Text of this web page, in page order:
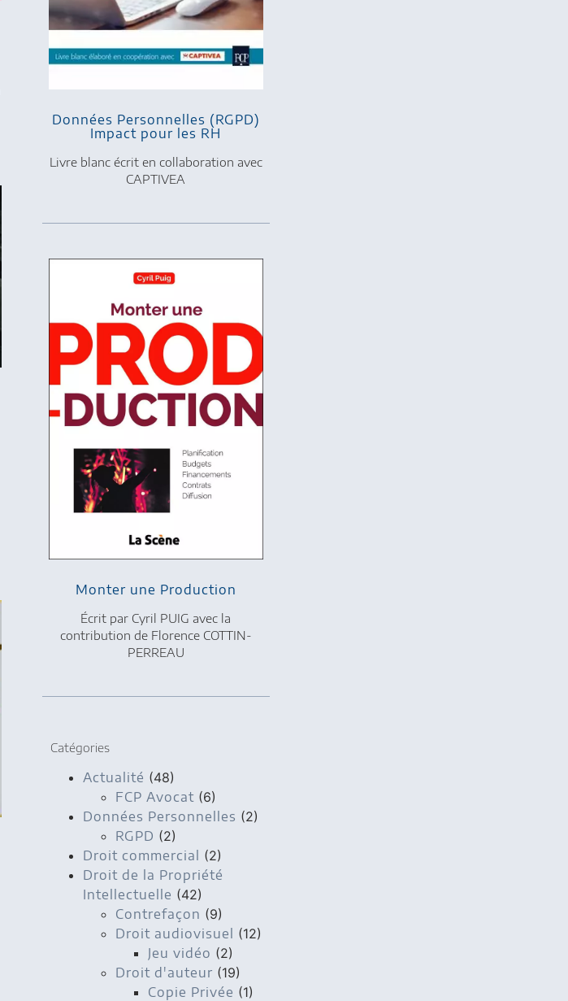
Données Personnelles (RGPD)
Impact pour les RH
Livre blanc écrit en collaboration avec
CAPTIVEA
Monter une Production
Écrit par Cyril PUIG avec la
contribution de Florence COTTIN-
PERREAU
Catégories
Actualité (48)
FCP Avocat (6)
Données Personnelles (2)
RGPD (2)
Droit commercial (2)
Droit de la Propriété
Intellectuelle (42)
Contrefaçon (9)
Droit audiovisuel (12)
Jeu vidéo (2)
Droit d'auteur (19)
Copie Privée (1)